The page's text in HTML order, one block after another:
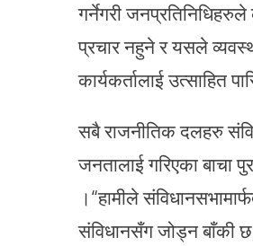
गर्नेगरी
प्रचार नहुने र यसले
कार्यकर्तालाई उत्साहित
सबै राजनीतिक दलहरु
जनतालाई गरिएका बाचा
।“हामीले
संविधानसँग जोड्न बाँकी